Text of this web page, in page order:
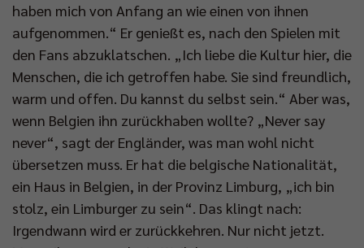
haben mich von Anfang an wie einen von ihnen
aufgenommen.“ Er genießt es, nach den Spielen mit
den Fans abzuklatschen. „Ich liebe die Kultur hier, die
Menschen, die ich getroffen habe. Sie sind freundlich,
warm und offen. Du kannst du selbst sein.“ Aber was,
wenn Belgien ihn zurückhaben wollte? „Never say
never“, sagt der Engländer, was man wohl nicht
übersetzen muss. Er hat die belgische Nationalität,
ein Haus in Belgien, in der Provinz Limburg, „ich bin
stolz, ein Limburger zu sein“. Das klingt nach:
Irgendwann wird er zurückkehren. Nur nicht jetzt.